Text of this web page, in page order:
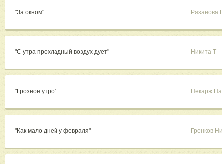
"За окном" Рязанова
"С утра прохладный воздух дует" Никита Т
"Грозное утро" Пекарж
"Как мало дней у февраля" Гренков